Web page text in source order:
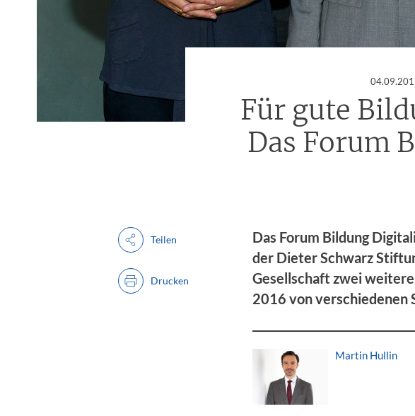
Für gute
Das Forum
Das Forum Bildung
der Dieter Schwarz
Gesellschaft zwei
2016 von verschiedenen
Teilen
Drucken
Martin Hullin